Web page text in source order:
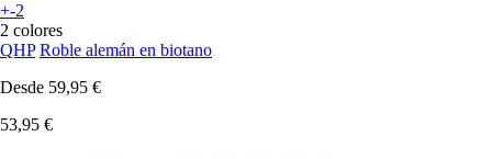
+-2
2 colores
QHP Roble alemán en biotano
Desde 59,95 €
53,95 €